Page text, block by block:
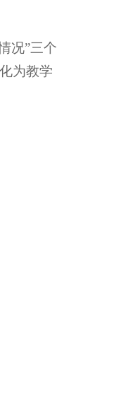
况”三个
为教学